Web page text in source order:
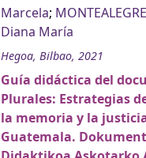
Marcela;
Diana María
Hegoa, Bilbao, 2021
Guía didáctica del
Plurales: Estrategias
la memoria y la
Guatemala.